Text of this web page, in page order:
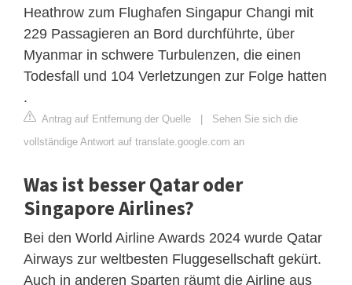
Heathrow zum Flughafen Singapur Changi mit
229 Passagieren an Bord durchführte, über
Myanmar in schwere Turbulenzen, die einen
Todesfall und 104 Verletzungen zur Folge hatten
.
Antrag auf Entfernung der Quelle | Sehen Sie sich die
vollständige Antwort auf translate.google.com an
Was ist besser Qatar oder
Singapore Airlines?
Bei den World Airline Awards 2024 wurde Qatar
Airways zur weltbesten Fluggesellschaft gekürt.
Auch in anderen Sparten räumt die Airline aus